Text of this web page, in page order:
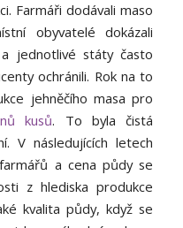
Farmáři dodávali maso
obyvatelé dokázali
jednotlivé státy často
ochránili. Rok na to
jehněčího masa pro
kusů. To byla čistá
V následujících letech
a cena půdy se
z hlediska produkce
kvalita půdy, když se